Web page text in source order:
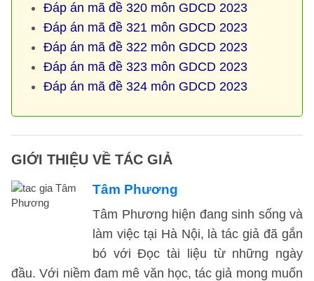
Đáp án mã đề 320 môn GDCD 2023
Đáp án mã đề 321 môn GDCD 2023
Đáp án mã đề 322 môn GDCD 2023
Đáp án mã đề 323 môn GDCD 2023
Đáp án mã đề 324 môn GDCD 2023
GIỚI THIỆU VỀ TÁC GIẢ
Tâm Phương
Tâm Phương hiện đang sinh sống và
làm việc tại Hà Nội, là tác giả đã gắn
bó với Đọc tài liệu từ những ngày
đầu. Với niềm đam mê văn học, tác giả mong muốn